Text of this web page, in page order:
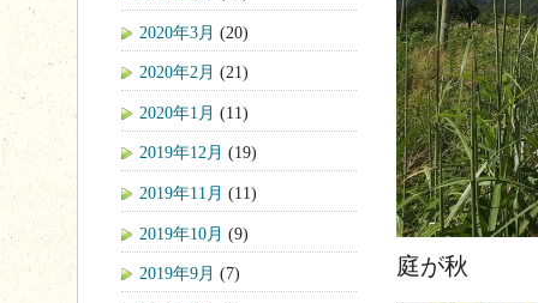
庭が秋
2020年3月 (20)
2020年2月 (21)
2020年1月 (11)
2019年12月 (19)
2019年11月 (11)
2019年10月 (9)
2019年9月 (7)